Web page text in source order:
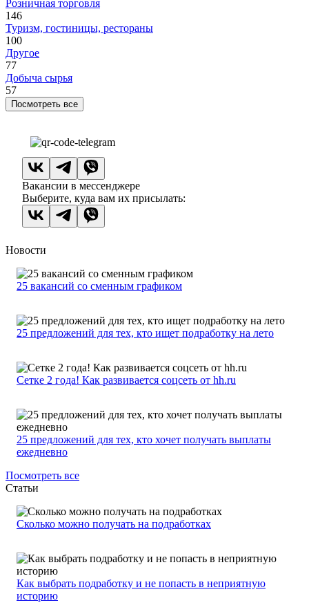
Розничная торговля
146
Туризм, гостиницы, рестораны
100
Другое
77
Добыча сырья
57
Посмотреть все
Вакансии в мессенджере
Выберите, куда вам их присылать:
Новости
25 вакансий со сменным графиком
25 предложений для тех, кто ищет подработку на лето
Сетке 2 года! Как развивается соцсеть от hh.ru
25 предложений для тех, кто хочет получать выплаты
ежедневно
Посмотреть все
Статьи
Сколько можно получать на подработках
Как выбрать подработку и не попасть в неприятную
историю